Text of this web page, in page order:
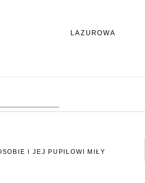
LAZUROWA
I JEJ PUPILOWI MIŁY